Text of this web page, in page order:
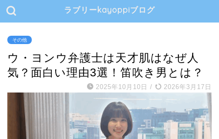
ラブリーkayoppiブログ
その他
ウ・ヨンウ弁護士は天才肌はなぜ人
気？面白い理由3選！笛吹き男とは？
2025年10月10日 / 2026年3月17日